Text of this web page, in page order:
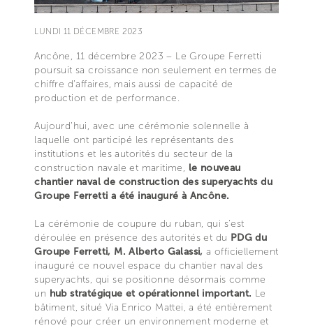
LUNDI 11 DÉCEMBRE 2023
Ancône, 11 décembre 2023 – Le Groupe Ferretti
poursuit sa croissance non seulement en termes de
chiffre d’affaires, mais aussi de capacité de
production et de performance.
Aujourd’hui, avec une cérémonie solennelle à
laquelle ont participé les représentants des
institutions et les autorités du secteur de la
construction navale et maritime, le nouveau
chantier naval de construction des superyachts du
Groupe Ferretti a été inauguré à Ancône.
La cérémonie de coupure du ruban, qui s’est
déroulée en présence des autorités et du PDG du
Groupe Ferretti, M. Alberto Galassi, a officiellement
inauguré ce nouvel espace du chantier naval des
superyachts, qui se positionne désormais comme
un hub stratégique et opérationnel important. Le
bâtiment, situé Via Enrico Mattei, a été entièrement
rénové pour créer un environnement moderne et